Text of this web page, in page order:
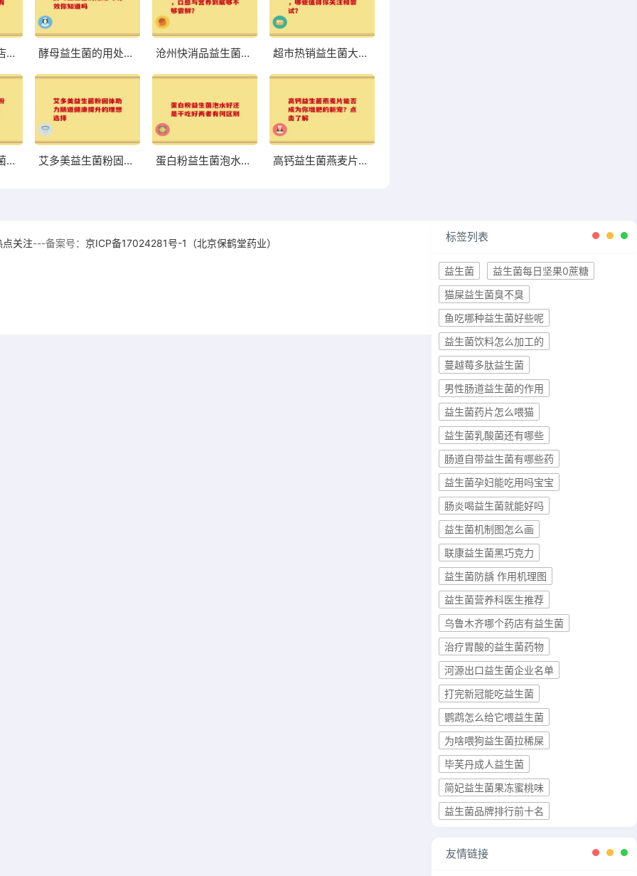
八联益生菌旗舰店：改善肠道，体验前所未有的轻盈与舒适 酵母益生菌的用处与功效你知道吗 沧州快消品益生菌酸奶，口感与营养到底够不够尝鲜？ 超市热销益生菌大盘点，哪些值得你关注和尝试？
荷兰中老年益生菌奶粉高硒 助力中老年健康的优质选择 艾多美益生菌粉固体助力肠道健康提升的理想选择 蛋白粉益生菌泡水好还是干吃好两者有何区别 高钙益生菌燕麦片能否成为你增肥的新宠？点击了解
标签列表
益生菌
益生菌每日坚果0蔗糖
猫屎益生菌臭不臭
鱼吃哪种益生菌好些呢
益生菌饮料怎么加工的
蔓越莓多肽益生菌
男性肠道益生菌的作用
益生菌药片怎么喂猫
益生菌乳酸菌还有哪些
肠道自带益生菌有哪些药
益生菌孕妇能吃用吗宝宝
肠炎喝益生菌就能好吗
益生菌机制图怎么画
联康益生菌黑巧克力
益生菌防龋 作用机理图
益生菌营养科医生推荐
乌鲁木齐哪个药店有益生菌
治疗胃酸的益生菌药物
河源出口益生菌企业名单
打完新冠能吃益生菌
鹦鹉怎么给它喂益生菌
为啥喂狗益生菌拉稀屎
毕芙丹成人益生菌
简妃益生菌果冻蜜桃味
益生菌品牌排行前十名
友情链接
点关注---备案号： 京ICP备17024281号-1（北京保鹤堂药业）